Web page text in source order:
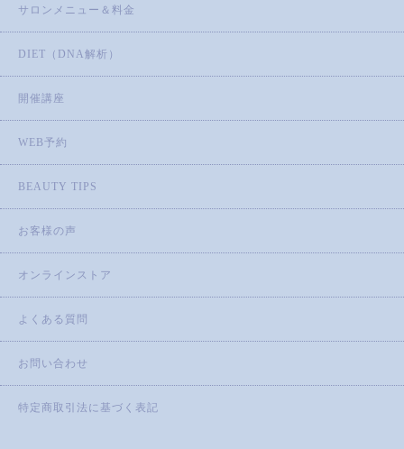
サロンメニュー＆料金
DIET（DNA解析）
開催講座
WEB予約
BEAUTY TIPS
お客様の声
オンラインストア
よくある質問
お問い合わせ
特定商取引法に基づく表記